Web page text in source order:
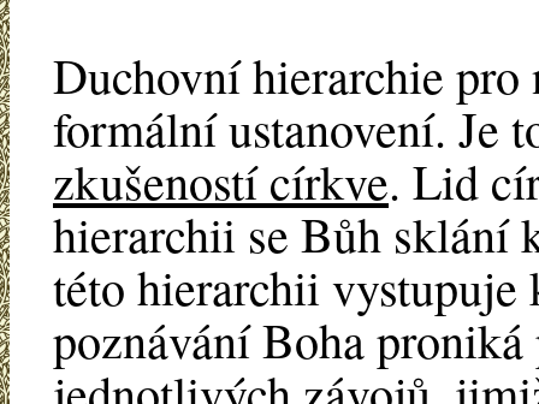
Duchovní hierarchie pro
formální ustanovení. Je
zkušeností církve. Lid
hierarchii se Bůh sklání
této hierarchii vystupuje
poznávání Boha